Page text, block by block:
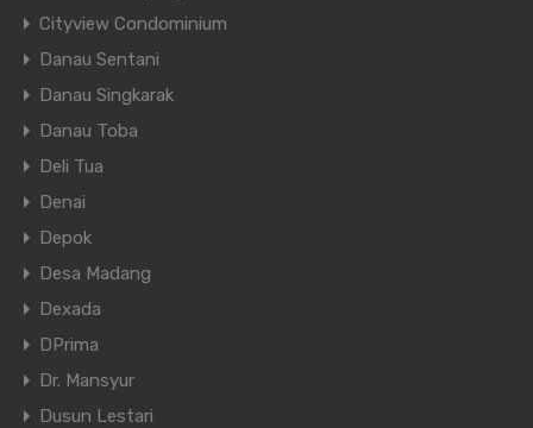
Cityview Condominium
Danau Sentani
Danau Singkarak
Danau Toba
Deli Tua
Denai
Depok
Desa Madang
Dexada
DPrima
Dr. Mansyur
Dusun Lestari